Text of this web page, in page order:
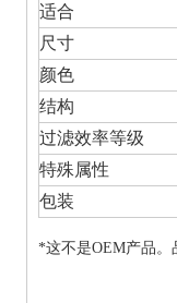
适合
尺寸
颜色
结构
过滤效率等级
特殊属性
包装
*这不是OEM产品。